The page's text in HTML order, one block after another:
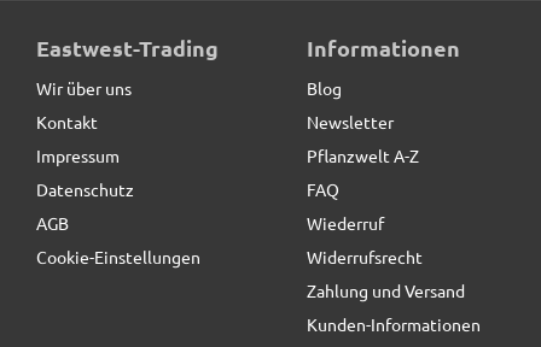
Pflanzschale/Feuerschale RONDO aus Gusseisen inkl.
Sockel, schwarz - jetzt reduziert
52,50 € *statt
Eastwest-Trading
Wir über uns
Kontakt
Impressum
Datenschutz
AGB
Cookie-Einstellungen
Informationen
Blog
Newsletter
Pflanzwelt A-Z
FAQ
Wiederruf
Widerrufsrecht
Zahlung und Versand
Kunden-Informationen